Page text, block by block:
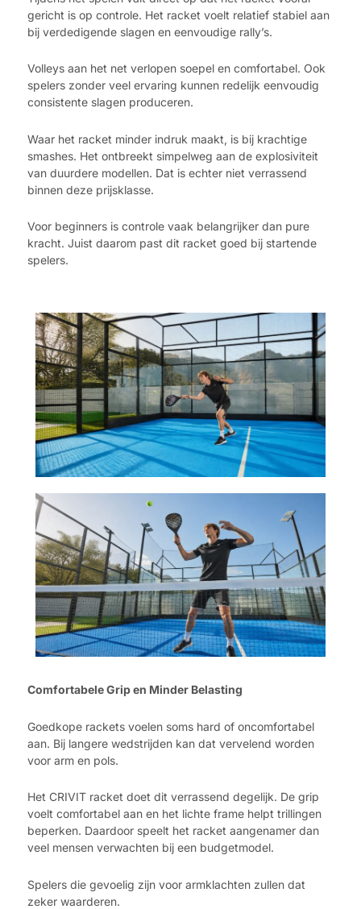
gericht is op controle. Het racket voelt relatief stabiel aan
bij verdedigende slagen en eenvoudige rally’s.
Volleys aan het net verlopen soepel en comfortabel. Ook
spelers zonder veel ervaring kunnen redelijk eenvoudig
consistente slagen produceren.
Waar het racket minder indruk maakt, is bij krachtige
smashes. Het ontbreekt simpelweg aan de explosiviteit
van duurdere modellen. Dat is echter niet verrassend
binnen deze prijsklasse.
Voor beginners is controle vaak belangrijker dan pure
kracht. Juist daarom past dit racket goed bij startende
spelers.
Comfortabele Grip en Minder Belasting
Goedkope rackets voelen soms hard of oncomfortabel
aan. Bij langere wedstrijden kan dat vervelend worden
voor arm en pols.
Het CRIVIT racket doet dit verrassend degelijk. De grip
voelt comfortabel aan en het lichte frame helpt trillingen
beperken. Daardoor speelt het racket aangenamer dan
veel mensen verwachten bij een budgetmodel.
Spelers die gevoelig zijn voor armklachten zullen dat
zeker waarderen.